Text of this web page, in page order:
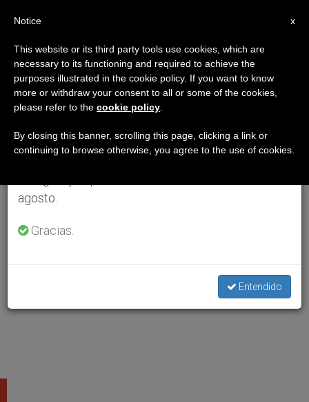
×
Aviso importante
Del 27 de julio al 7 de agosto haremos la pausa
anual, aprovechando que en el periodo de verano
se generan menos informaciones y también el
agosto.
Gracias.
Entendido
x
Notice
This website or its third party tools use cookies, which are
necessary to its functioning and required to achieve the
purposes illustrated in the cookie policy. If you want to know
more or withdraw your consent to all or some of the cookies,
please refer to the cookie policy
By closing this banner, scrolling this page, clicking a link or
continuing to browse otherwise, you agree to the use of cookies.